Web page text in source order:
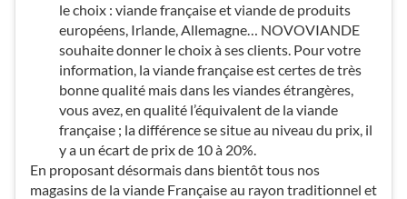
le choix : viande française et viande de produits
européens, Irlande, Allemagne… NOVOVIANDE
souhaite donner le choix à ses clients. Pour votre
information, la viande française est certes de très
bonne qualité mais dans les viandes étrangères,
vous avez, en qualité l’équivalent de la viande
française ; la différence se situe au niveau du prix, il
y a un écart de prix de 10 à 20%.
En proposant désormais dans bientôt tous nos
magasins de la viande Française au rayon traditionnel et